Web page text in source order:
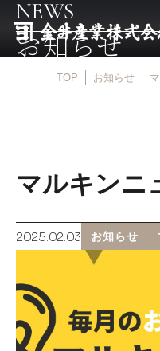
取扱メーカー
金井産業の強み
マルキン印
庖斬巴
NEWS
お知らせ
TOP お知らせ
マルキン
2025.02.03 お知らせ